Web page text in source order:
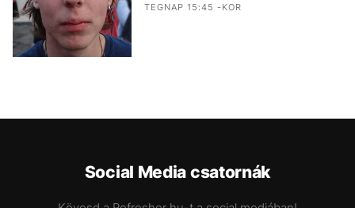
TEGNAP 15:45 -KOR
Social Media csatornák